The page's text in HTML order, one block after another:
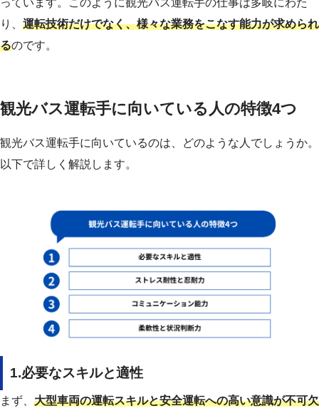
っています。
このように観光バス運転手の仕事は多岐にわた
り、 運転技術だけでなく、様々な業務をこなす能力が求められ
るのです。
観光バス運転手に向いている人の特徴4つ
観光バス運転手に向いているのは、どのような人でしょうか。
以下で詳しく解説します。
1.必要なスキルと適性
まず、 大型車両の運転スキルと安全運転への高い意識が不可欠